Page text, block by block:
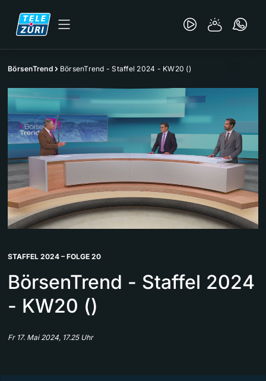
BörsenTrend BörsenTrend - Staffel 2024 - KW20 ()
STAFFEL 2024 – FOLGE 20
BörsenTrend - Staffel 2024
- KW20 ()
Fr 17. Mai 2024, 17.25 Uhr